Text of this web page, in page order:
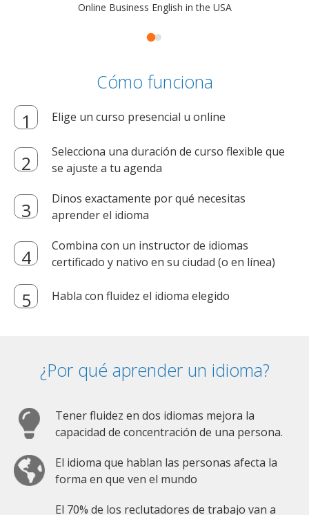
Online Business English in the USA
Cómo funciona
Elige un curso presencial u online
Selecciona una duración de curso flexible que
se ajuste a tu agenda
Dinos exactamente por qué necesitas
aprender el idioma
Combina con un instructor de idiomas
certificado y nativo en su ciudad (o en línea)
Habla con fluidez el idioma elegido
¿Por qué aprender un idioma?
Tener fluidez en dos idiomas mejora la
capacidad de concentración de una persona.
El idioma que hablan las personas afecta la
forma en que ven el mundo
El 70% de los reclutadores de trabajo van a